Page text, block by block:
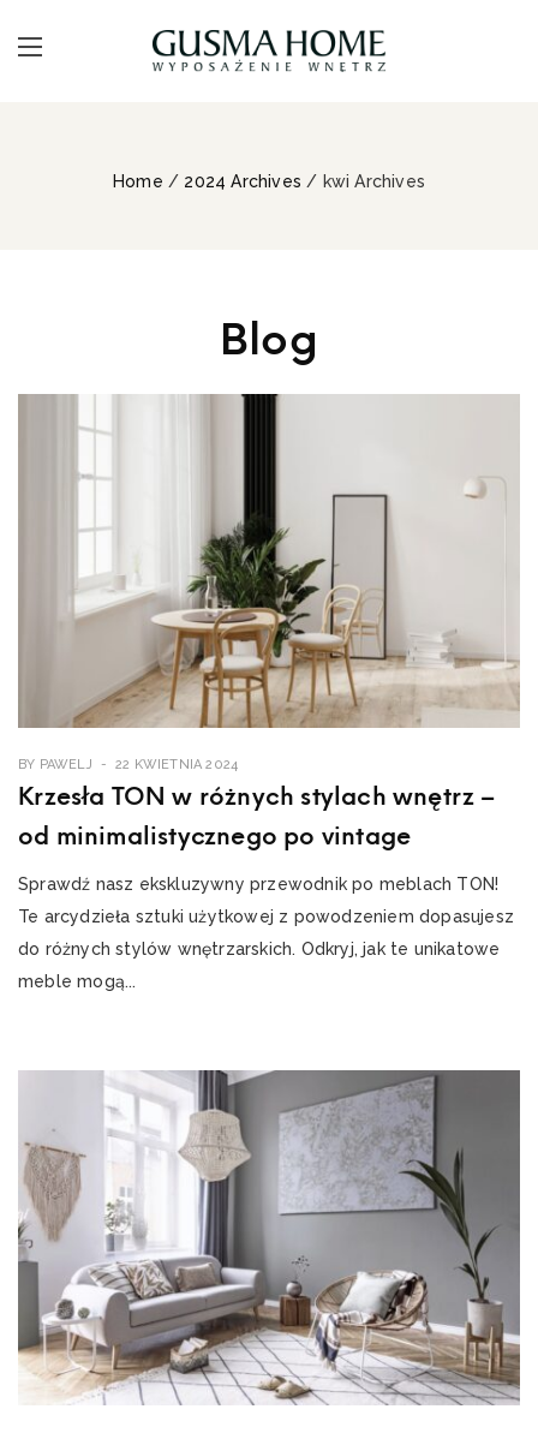
Home / 2024 Archives / kwi Archives
Blog
BY PAWELJ 22 KWIETNIA 2024
Krzesła TON w różnych stylach wnętrz –
od minimalistycznego po vintage
Sprawdź nasz ekskluzywny przewodnik po meblach TON!
Te arcydzieła sztuki użytkowej z powodzeniem dopasujesz
do różnych stylów wnętrzarskich. Odkryj, jak te unikatowe
meble mogą...